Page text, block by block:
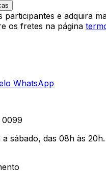
e adquira
os fretes na página
WhatsApp
a sábado, das 08h às